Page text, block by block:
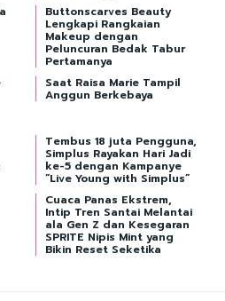
Buttonscarves Beauty
Lengkapi Rangkaian
Makeup dengan
Peluncuran Bedak Tabur
Pertamanya
Saat Raisa Marie Tampil
Anggun Berkebaya
Tembus 18 juta Pengguna,
Simplus Rayakan Hari Jadi
ke-5 dengan Kampanye
“Live Young with Simplus”
Cuaca Panas Ekstrem,
Intip Tren Santai Melantai
ala Gen Z dan Kesegaran
SPRITE Nipis Mint yang
Bikin Reset Seketika